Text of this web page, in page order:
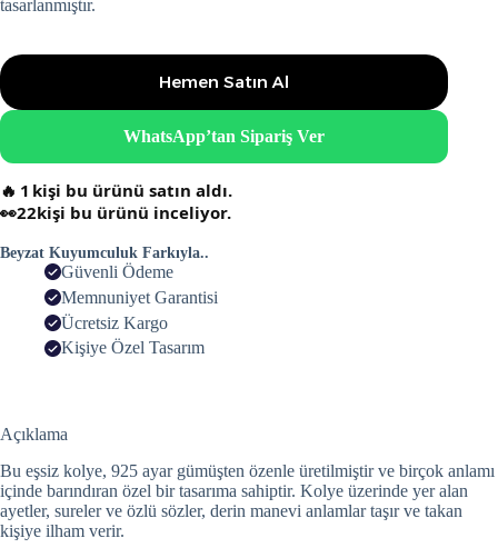
tasarlanmıştır.
Hemen Satın Al
WhatsApp’tan Sipariş Ver
🔥 1 kişi bu ürünü satın aldı.
👀22kişi bu ürünü inceliyor.
Beyzat Kuyumculuk Farkıyla..
Güvenli Ödeme
Memnuniyet Garantisi
Ücretsiz Kargo
Kişiye Özel Tasarım
Açıklama
Bu eşsiz kolye, 925 ayar gümüşten özenle üretilmiştir ve birçok anlamı
içinde barındıran özel bir tasarıma sahiptir. Kolye üzerinde yer alan
ayetler, sureler ve özlü sözler, derin manevi anlamlar taşır ve takan
kişiye ilham verir.